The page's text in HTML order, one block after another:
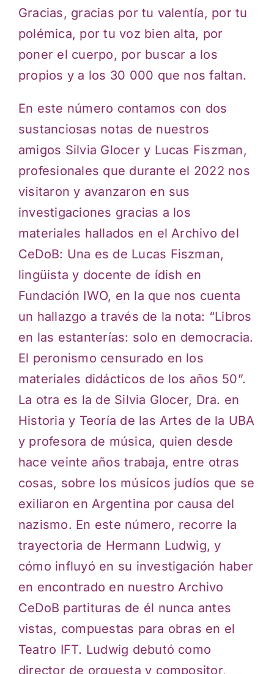
Gracias, gracias por tu valentía, por tu
polémica, por tu voz bien alta, por
poner el cuerpo, por buscar a los
propios y a los 30 000 que nos faltan.
En este número contamos con dos
sustanciosas notas de nuestros
amigos Silvia Glocer y Lucas Fiszman,
profesionales que durante el 2022 nos
visitaron y avanzaron en sus
investigaciones gracias a los
materiales hallados en el Archivo del
CeDoB: Una es de Lucas Fiszman,
lingüista y docente de ídish en
Fundación IWO, en la que nos cuenta
un hallazgo a través de la nota: “Libros
en las estanterías: solo en democracia.
El peronismo censurado en los
materiales didácticos de los años 50”.
La otra es la de Silvia Glocer, Dra. en
Historia y Teoría de las Artes de la UBA
y profesora de música, quien desde
hace veinte años trabaja, entre otras
cosas, sobre los músicos judíos que se
exiliaron en Argentina por causa del
nazismo. En este número, recorre la
trayectoria de Hermann Ludwig, y
cómo influyó en su investigación haber
en encontrado en nuestro Archivo
CeDoB partituras de él nunca antes
vistas, compuestas para obras en el
Teatro IFT. Ludwig debutó como
director de orquesta y compositor,